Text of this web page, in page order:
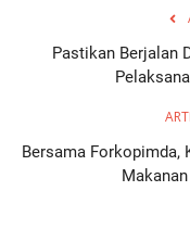
Pastikan Berjalan
Bersama Forkopimda,